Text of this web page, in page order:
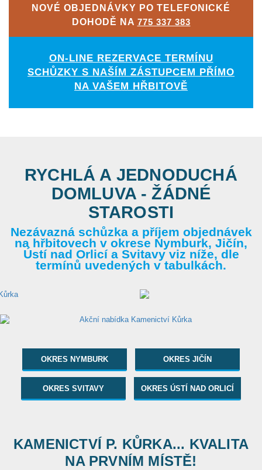
NOVÉ OBJEDNÁVKY PO TELEFONICKÉ
DOHODĚ NA 775 337 383
ON-LINE REZERVACE TERMÍNU
SCHŮZKY S NAŠÍM ZÁSTUPCEM PŘÍMO
NA VAŠEM HŘBITOVĚ
RYCHLÁ A JEDNODUCHÁ
DOMLUVA - ŽÁDNÉ
STAROSTI
Nezávazná schůzka a příjem objednávek
na hřbitovech v okrese Nymburk, Jičín,
Ústí nad Orlicí a Svitavy viz níže, dle
termínů uvedených v tabulkách.
OKRES NYMBURK OKRES JIČÍN
OKRES SVITAVY OKRES ÚSTÍ NAD ORLICÍ
KAMENICTVÍ P. KŮRKA... KVALITA
NA PRVNÍM MÍSTĚ!